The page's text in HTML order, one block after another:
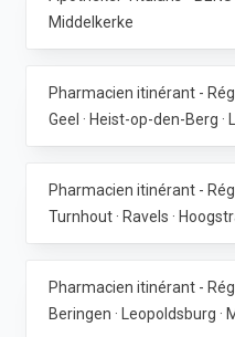
Middelkerke
Geel · Heist-op-den-Berg ·
Turnhout · Ravels ·